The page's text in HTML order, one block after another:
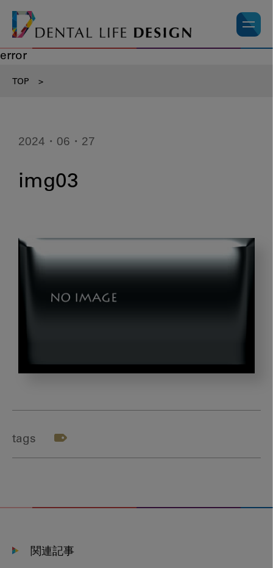
error
TOP >
2024・06・27
img03
tags
関連記事